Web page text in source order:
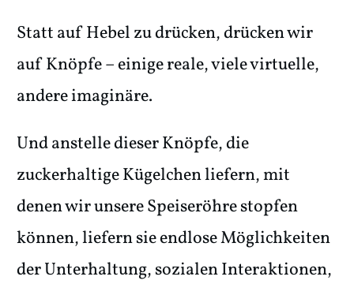
Statt auf Hebel zu drücken, drücken wir
auf Knöpfe – einige reale, viele virtuelle,
andere imaginäre.
Und anstelle dieser Knöpfe, die
zuckerhaltige Kügelchen liefern, mit
denen wir unsere Speiseröhre stopfen
können, liefern sie endlose Möglichkeiten
der Unterhaltung, sozialen Interaktionen,